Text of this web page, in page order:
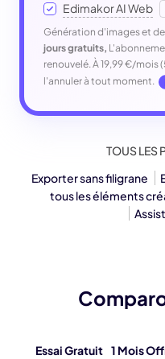
Edimakor AI Web
Génération d'images et de
jours gratuits,
renouvelé. À 19,99 €/mois
l'annuler à tout moment.
TOUS LES
Exporter sans filigrane
tous les éléments
Essai Gratuit 1 Mois